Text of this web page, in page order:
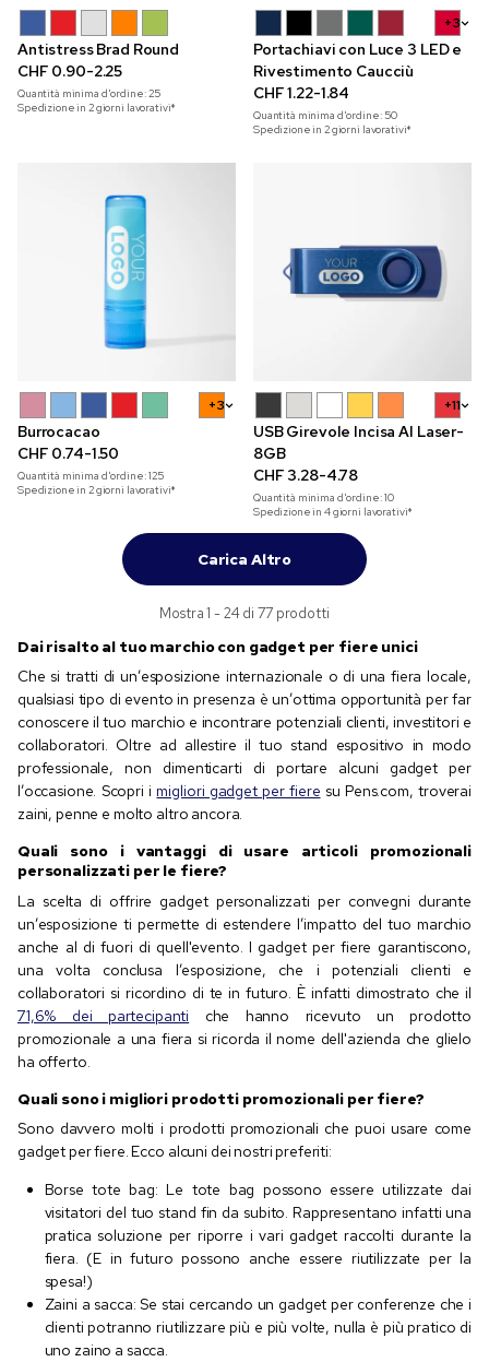
Antistress Brad Round
CHF 0.90-2.25
Quantità minima d'ordine:25
Spedizione in 2 giorni lavorativi*
+3
Portachiavi con Luce 3 LED e
Rivestimento Caucciù
CHF 1.22-1.84
Quantità minima d'ordine: 50
Spedizione in 2 giorni lavorativi*
+3
Burrocacao
CHF 0.74-1.50
Quantità minima d'ordine:125
Spedizione in 2 giorni lavorativi*
+11
USB Girevole Incisa Al Laser-
8GB
CHF 3.28-4.78
Quantità minima d'ordine:10
Spedizione in 4 giorni lavorativi*
Carica Altro
Mostra 1 - 24 di 77 prodotti
Dai risalto al tuo marchio con gadget per fiere unici
Che si tratti di un’esposizione internazionale o di una fiera locale,
qualsiasi tipo di evento in presenza è un’ottima opportunità per far
conoscere il tuo marchio e incontrare potenziali clienti, investitori e
collaboratori. Oltre ad allestire il tuo stand espositivo in modo
professionale, non dimenticarti di portare alcuni gadget per
l’occasione. Scopri imigliori gadget per fiere su Pens.com, troverai
zaini, penne e molto altro ancora.
Quali sono i vantaggi di usare articoli promozionali
personalizzati per le fiere?
La scelta di offrire gadget personalizzati per convegni durante
un’esposizione ti permette di estendere l’impatto del tuo marchio
anche al di fuori di quell'evento. I gadget per fiere garantiscono,
una volta conclusa l’esposizione, che i potenziali clienti e
collaboratori si ricordino di te in futuro. È infatti dimostrato che il
71,6% dei partecipanti che hanno ricevuto un prodotto
promozionale a una fiera si ricorda il nome dell'azienda che glielo
ha offerto.
Quali sono i migliori prodotti promozionali per fiere?
Sono davvero molti i prodotti promozionali che puoi usare come
gadget per fiere. Ecco alcuni dei nostri preferiti:
Borse tote bag: Le tote bag possono essere utilizzate dai
visitatori del tuo stand fin da subito. Rappresentano infatti una
pratica soluzione per riporre i vari gadget raccolti durante la
fiera. (E in futuro possono anche essere riutilizzate per la
spesa!)
Zaini a sacca: Se stai cercando un gadget per conferenze che i
clienti potranno riutilizzare più e più volte, nulla è più pratico di
uno zaino a sacca.